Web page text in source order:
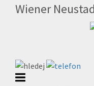
Wiener